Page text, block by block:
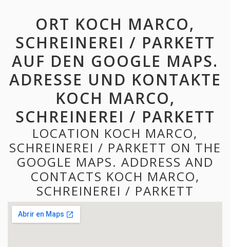
ORT KOCH MARCO,
SCHREINEREI / PARKETT
AUF DEN GOOGLE MAPS.
ADRESSE UND KONTAKTE
KOCH MARCO,
SCHREINEREI / PARKETT
LOCATION KOCH MARCO,
SCHREINEREI / PARKETT ON THE
GOOGLE MAPS. ADDRESS AND
CONTACTS KOCH MARCO,
SCHREINEREI / PARKETT